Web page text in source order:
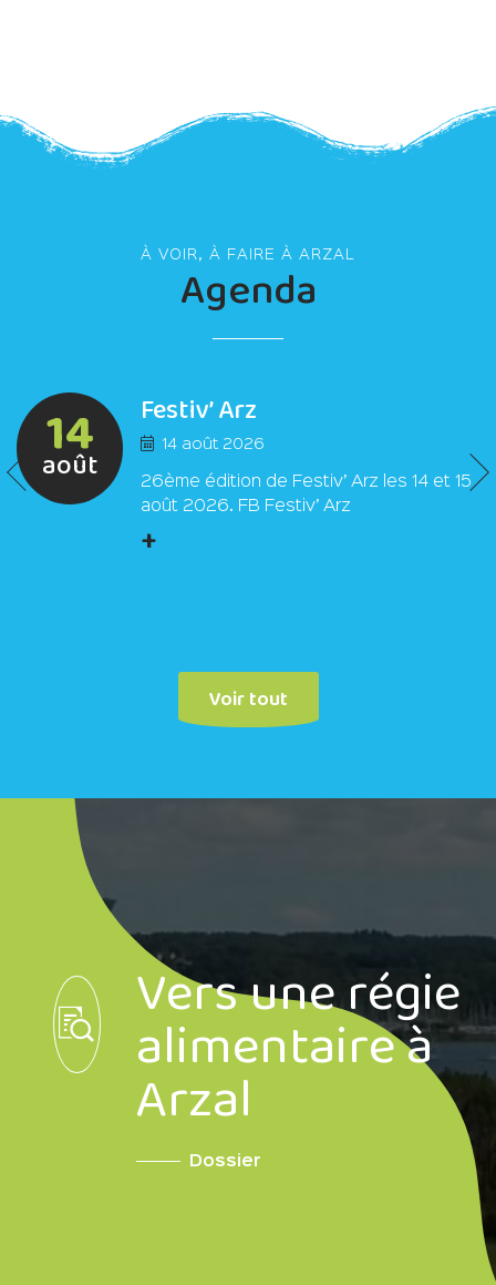
À VOIR, À FAIRE À ARZAL
Agenda
14
août
Festiv’ Arz
14 août 2026
26ème édition de Festiv’ Arz les 14 et 15
août 2026. FB Festiv’ Arz
+
Voir tout
Vers une régie
alimentaire à
Arzal
Dossier